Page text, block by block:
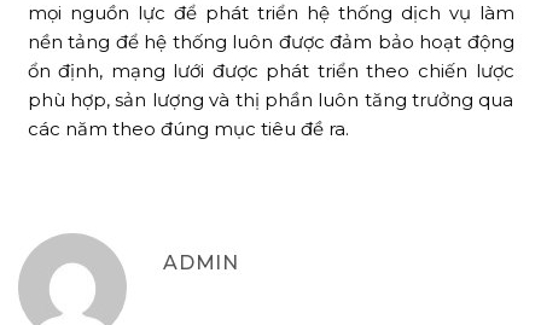
mọi nguồn lực để phát triển hệ thống dịch vụ làm
nền tảng để hệ thống luôn được đảm bảo hoạt động
ổn định, mạng lưới được phát triển theo chiến lược
phù hợp, sản lượng và thị phần luôn tăng trưởng qua
các năm theo đúng mục tiêu đề ra.
ADMIN